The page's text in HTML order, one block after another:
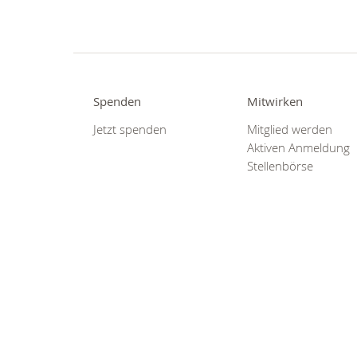
Spenden
Jetzt spenden
Mitwirken
Mitglied werden
Aktiven Anmeldung
Stellenbörse